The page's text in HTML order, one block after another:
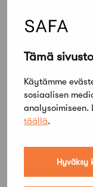
Tämä
Käytämme
sosiaalisen
analysoimiseen.
täällä.
Hyväksy
17.00
Concrete Buffet
21.00
https://